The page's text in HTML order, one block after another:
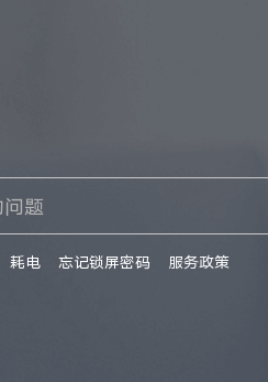
耗电 忘记锁屏密码 服务政策